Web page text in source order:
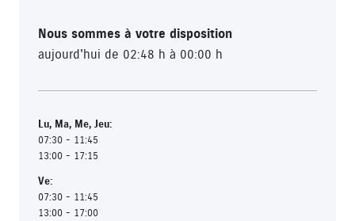
Nous sommes à votre disposition
aujourd'hui de 02:48 h à 00:00 h
Lu, Ma, Me, Jeu:
07:30 - 11:45
13:00 - 17:15
Ve:
07:30 - 11:45
13:00 - 17:00